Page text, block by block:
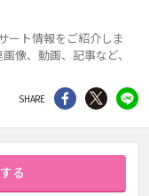
ート情報をご紹介しま
像、動画、記事など、
SHARE シェア Twitter
る